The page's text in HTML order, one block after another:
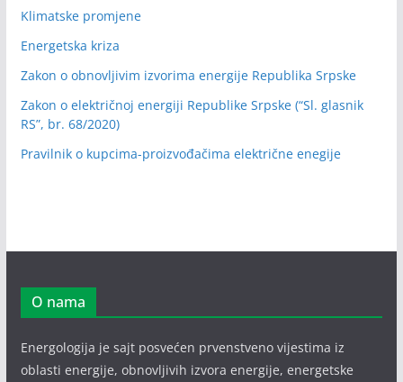
Klimatske promjene
Energetska kriza
Zakon o obnovljivim izvorima energije Republika Srpske
Zakon o električnoj energiji Republike Srpske (“Sl. glasnik
RS”, br. 68/2020)
Pravilnik o kupcima-proizvođačima električne enegije
O nama
Energologija je sajt posvećen prvenstveno vijestima iz
oblasti energije, obnovljivih izvora energije, energetske